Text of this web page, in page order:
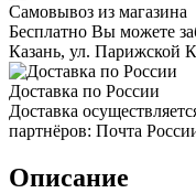
Самовывоз из магазина
Бесплатно Вы можете
Казань, ул. Парижской
Доставка по России
Доставка
партнёров: Почта
Описание